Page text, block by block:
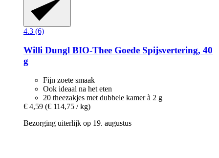
4.3 (6)
Willi Dungl BIO-​Thee Goede Spijsvertering, 40
g
Fijn zoete smaak
Ook ideaal na het eten
20 theezakjes met dubbele kamer à 2 g
€ 4,59 (€ 114,75 / kg)
Bezorging uiterlijk op 19. augustus